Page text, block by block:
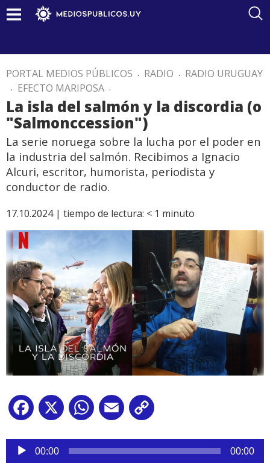
PORTAL MEDIOS PÚBLICOS . RADIO . RADIO URUGUAY
. EFECTO MARIPOSA .
La isla del salmón y la discordia (o
"Salmonccession")
La serie noruega sobre la lucha por el poder en
la industria del salmón. Recibimos a Ignacio
Alcuri, escritor, humorista, periodista y
conductor de radio.
17.10.2024 | tiempo de lectura: < 1 minuto
Facebook
X WhatsApp
Email
Reproductor
audio
00:00 00:00